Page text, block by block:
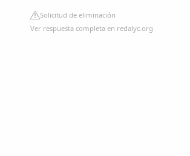
Solicitud de eliminación
Ver respuesta completa en redalyc.org